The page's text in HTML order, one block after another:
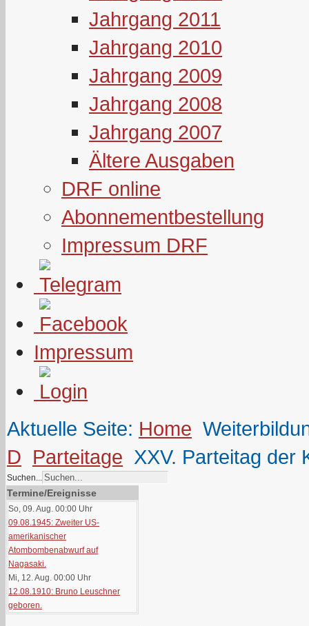
Jahrgang 2011
Jahrgang 2010
Jahrgang 2009
Jahrgang 2008
Jahrgang 2007
Ältere Ausgaben
DRF online
Abonnementbestellung
Impressum DRF
Impressum
Aktuelle Seite: Home
D Parteitage XXV. Parteitag der
Suchen...
Termine/Ereignisse
So, 09. Aug. 00:00 Uhr
09.08.1945: Zweiter US-
amerikanischer
Atombombenabwurf auf
Nagasaki.
Mi, 12. Aug. 00:00 Uhr
12.08.1910: Bruno Leuschner
geboren.